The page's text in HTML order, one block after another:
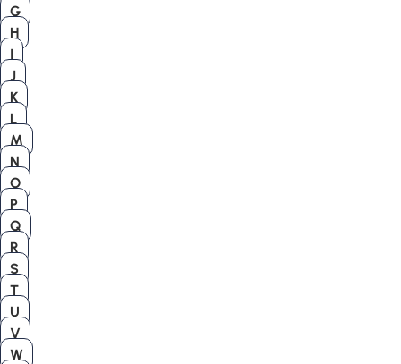
G
H
I
J
K
L
M
N
O
P
Q
R
S
T
U
V
W